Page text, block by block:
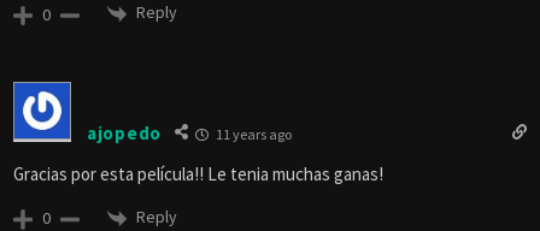
0 Reply
ajopedo 11 years ago
Gracias por esta película!! Le tenia muchas ganas!
0 Reply